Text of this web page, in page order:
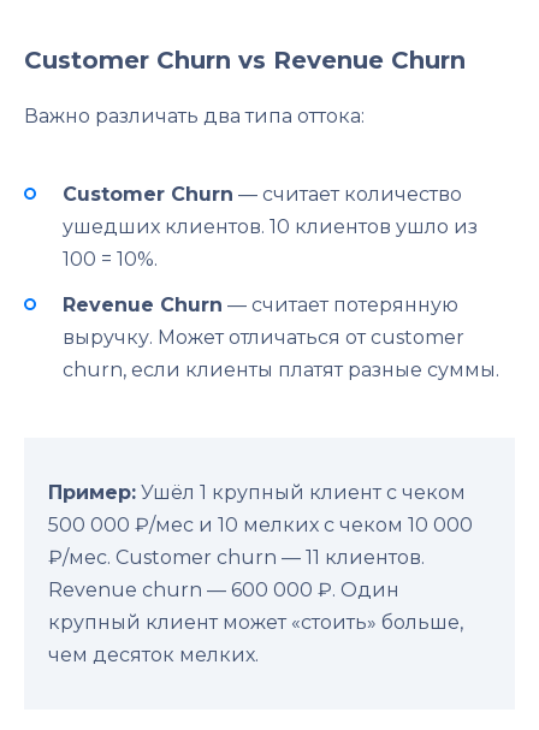
Customer Churn vs Revenue Churn
Важно различать два типа оттока:
Customer Churn — считает количество
ушедших клиентов. 10 клиентов ушло из
100 = 10%.
Revenue Churn — считает потерянную
выручку. Может отличаться от customer
churn, если клиенты платят разные суммы.
Пример: Ушёл 1 крупный клиент с чеком
500 000 ₽/мес и 10 мелких с чеком 10 000
₽/мес. Customer churn — 11 клиентов.
Revenue churn — 600 000 ₽. Один
крупный клиент может «стоить» больше,
чем десяток мелких.